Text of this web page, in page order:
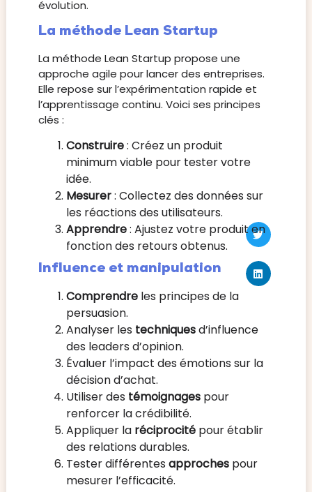
évolution.
La méthode Lean Startup
La méthode Lean Startup propose une
approche agile pour lancer des entreprises.
Elle repose sur l’expérimentation rapide et
l’apprentissage continu. Voici ses principes
clés :
Construire: Créez un produit
minimum viable pour tester votre
idée.
Mesurer: Collectez des données sur
les réactions des utilisateurs.
Apprendre: Ajustez votre produit en
fonction des retours obtenus.
Influence et manipulation
Comprendreles principes de la
persuasion.
Analyser les techniquesd’influence
des leaders d’opinion.
Évaluer l’impact des émotions sur la
décision d’achat.
Utiliser des témoignagespour
renforcer la crédibilité.
Appliquer la réciprocitépour établir
des relations durables.
Tester différentes approchespour
mesurer l’efficacité.